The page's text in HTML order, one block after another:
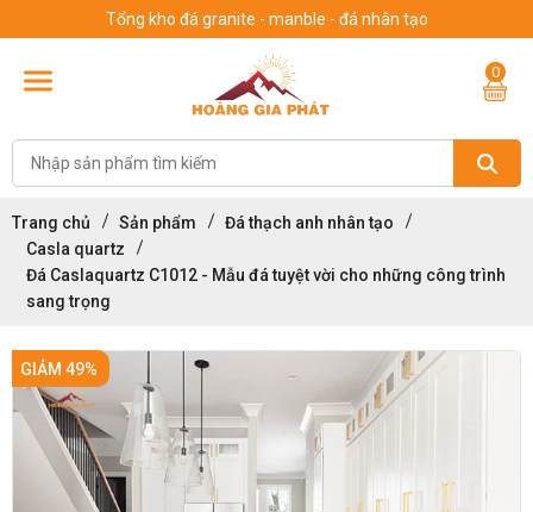
Tổng kho đá granite - manble - đá nhân tạo
0
Trang chủ Sản phẩm
Đá thạch anh nhân tạo
Casla quartz
Đá Caslaquartz C1012 - Mẫu đá tuyệt vời cho những công trình
sang trọng
GIẢM 49%